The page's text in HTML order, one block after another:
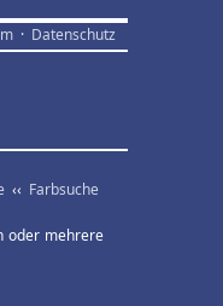
· Datenschutz
‹‹ Farbsuche
oder mehrere